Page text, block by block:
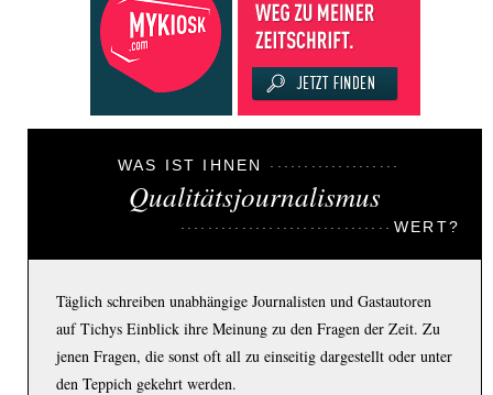
WAS IST IHNEN
Qualitätsjournalismus
WERT?
Täglich schreiben unabhängige Journalisten und Gastautoren
auf Tichys Einblick ihre Meinung zu den Fragen der Zeit. Zu
jenen Fragen, die sonst oft all zu einseitig dargestellt oder unter
den Teppich gekehrt werden.